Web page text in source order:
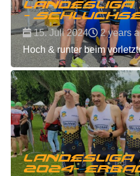
Landesliga
-
15. Juli 2024
2 years
Hoch & runter beim
Landesliga
2024-